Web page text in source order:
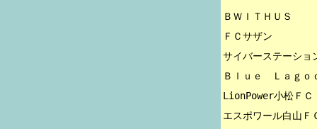
ＢＷＩＴＨＵＳ
ＦＣサザン
サイバーステーショ
Ｂｌｕｅ　Ｌａｇｏ
LionPower小松ＦＣ
エスポワール白山Ｆ